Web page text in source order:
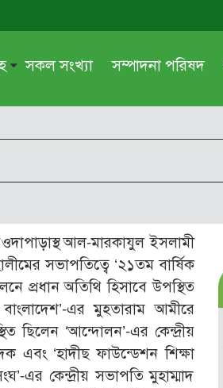
সকল সংখ্যা সম্পাদনা পরিষদ
আল-মারকাযুল ইসলামী
সভাপতিত্বে ‘২১তম বার্ষিক
প্রধান অতিথি হিসাবে উপস্থিত
এর মুহতারাম আমীরে
ছিলেন ‘আন্দোলন’-এর কেন্দ্রীয়
এবং ‘হাদীছ ফাউন্ডেশন শিক্ষা
এর কেন্দ্রীয় সভাপতি মুহাম্মাদ